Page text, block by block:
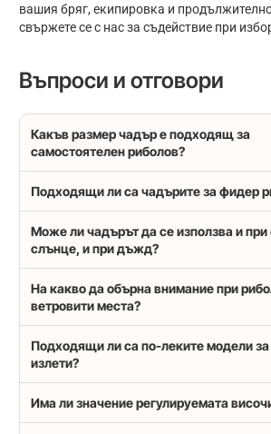
вашия бряг, екипировка и
свържете се с нас за съдействие при
Въпроси и отговори
Какъв размер чадър е подходящ за
самостоятелен риболов?
Подходящи ли са чадърите за фидер
Може ли чадърът да се използва и при
слънце, и при дъжд?
На какво да обърна внимание при
ветровити места?
Подходящи ли са по-леките модели за
излети?
Има ли значение регулируемата